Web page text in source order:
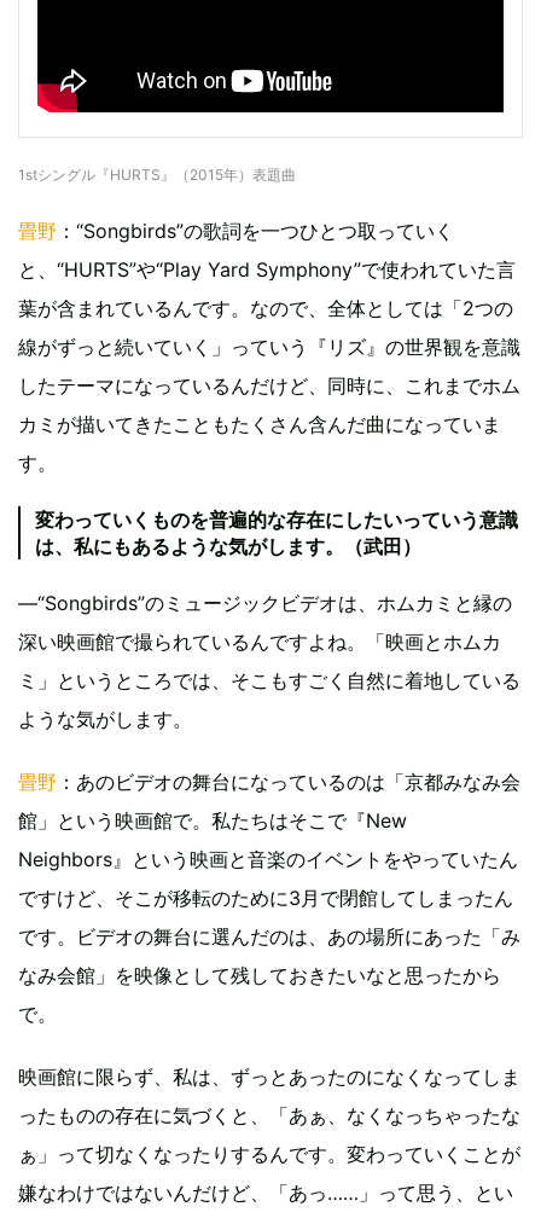
1stシングル『HURTS』（2015年）表題曲
畳野 ：“Songbirds”の歌詞を一つひとつ取っていく
と、“HURTS”や“Play Yard Symphony”で使われていた言
葉が含まれているんです。なので、全体としては「2つの
線がずっと続いていく」っていう『リズ』の世界観を意識
したテーマになっているんだけど、同時に、これまでホム
カミが描いてきたこともたくさん含んだ曲になっていま
す。
変わっていくものを普遍的な存在にしたいっていう意識
は、私にもあるような気がします。（武田）
—“Songbirds”のミュージックビデオは、ホムカミと縁の
深い映画館で撮られているんですよね。「映画とホムカ
ミ」というところでは、そこもすごく自然に着地している
ような気がします。
畳野 ：あのビデオの舞台になっているのは「京都みなみ会
館」という映画館で。私たちはそこで『New
Neighbors』という映画と音楽のイベントをやっていたん
ですけど、そこが移転のために3月で閉館してしまったん
です。ビデオの舞台に選んだのは、あの場所にあった「み
なみ会館」を映像として残しておきたいなと思ったから
で。
映画館に限らず、私は、ずっとあったのになくなってしま
ったものの存在に気づくと、「あぁ、なくなっちゃったな
ぁ」って切なくなったりするんです。変わっていくことが
嫌なわけではないんだけど、「あっ……」って思う、とい